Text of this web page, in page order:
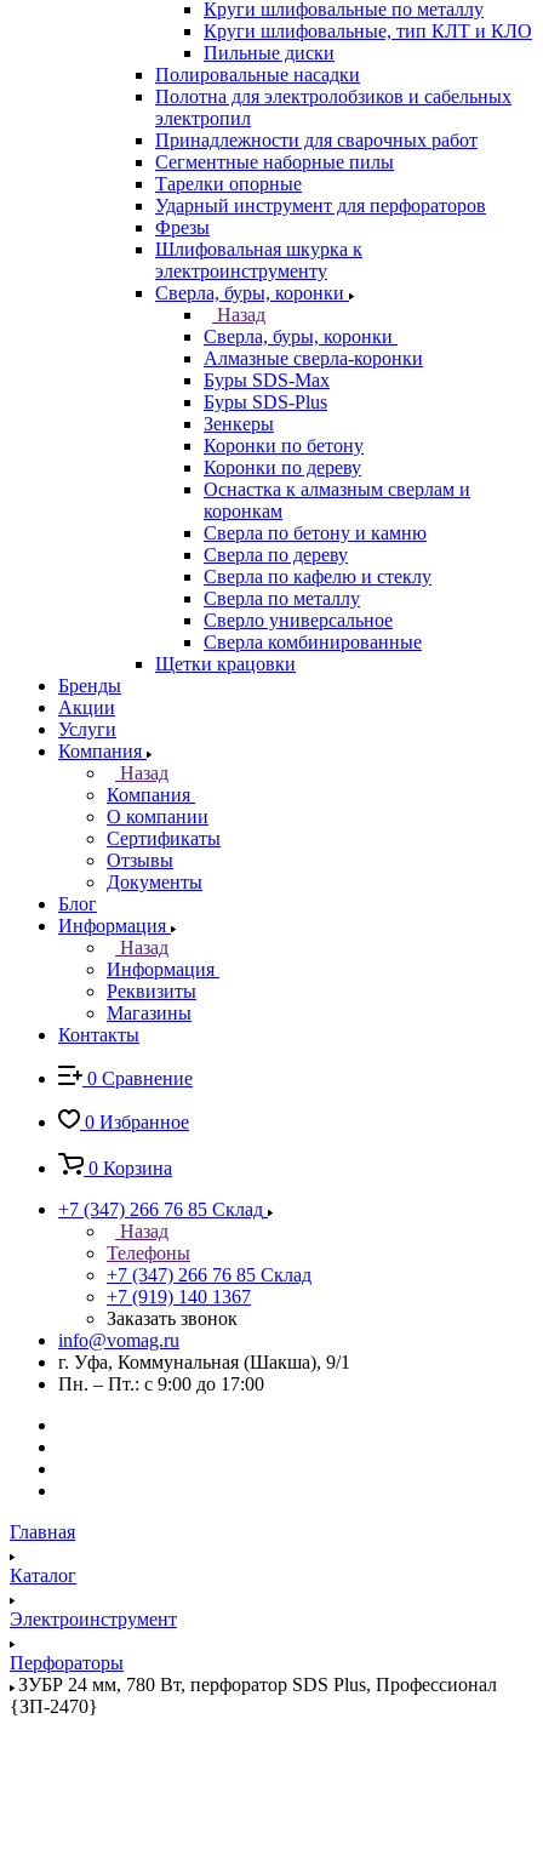
Круги шлифовальные по металлу
Круги шлифовальные, тип КЛТ и КЛО
Пильные диски
Полировальные насадки
Полотна для электролобзиков и сабельных
электропил
Принадлежности для сварочных работ
Сегментные наборные пилы
Тарелки опорные
Ударный инструмент для перфораторов
Фрезы
Шлифовальная шкурка к
электроинструменту
Сверла, буры, коронки
Назад
Сверла, буры, коронки
Алмазные сверла-коронки
Буры SDS-Max
Буры SDS-Plus
Зенкеры
Коронки по бетону
Коронки по дереву
Оснастка к алмазным сверлам и
коронкам
Сверла по бетону и камню
Сверла по дереву
Сверла по кафелю и стеклу
Сверла по металлу
Сверло универсальное
Сверла комбинированные
Щетки крацовки
Бренды
Акции
Услуги
Компания
Назад
Компания
О компании
Сертификаты
Отзывы
Документы
Блог
Информация
Назад
Информация
Реквизиты
Магазины
Контакты
0 Сравнение
0 Избранное
0 Корзина
+7 (347) 266 76 85 Склад
Назад
Телефоны
+7 (347) 266 76 85 Склад
+7 (919) 140 1367
Заказать звонок
info@vomag.ru
г. Уфа, Коммунальная (Шакша), 9/1
Пн. – Пт.: с 9:00 до 17:00
Главная
Каталог
Электроинструмент
Перфораторы
ЗУБР 24 мм, 780 Вт, перфоратор SDS Plus, Профессионал
{ЗП-2470}